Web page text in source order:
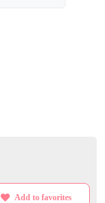
Add to favorites